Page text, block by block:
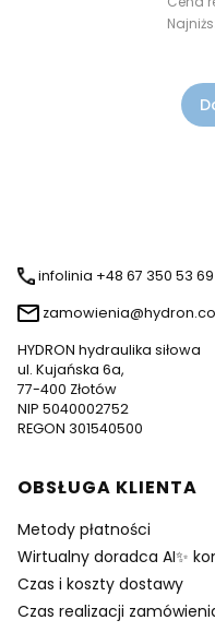
infolinia +48 67 350 53 69
HYDRON hydraulika siłowa
ul. Kujańska 6a,
77-400 Złotów
NIP 5040002752
REGON 301540500
Linki w stopce
OBSŁUGA KLIENTA
Metody płatności
Wirtualny doradca AI✨
Czas i koszty dostawy
Czas realizacji